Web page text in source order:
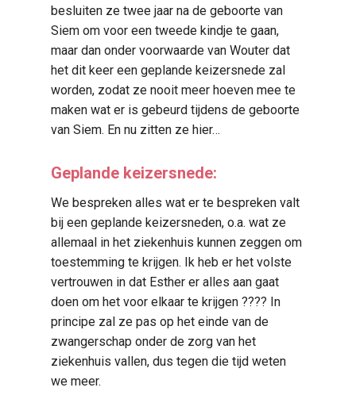
besluiten ze twee jaar na de geboorte van
Siem om voor een tweede kindje te gaan,
maar dan onder voorwaarde van Wouter dat
het dit keer een geplande keizersnede zal
worden, zodat ze nooit meer hoeven mee te
maken wat er is gebeurd tijdens de geboorte
van Siem. En nu zitten ze hier…
Geplande keizersnede:
We bespreken alles wat er te bespreken valt
bij een geplande keizersneden, o.a. wat ze
allemaal in het ziekenhuis kunnen zeggen om
toestemming te krijgen. Ik heb er het volste
vertrouwen in dat Esther er alles aan gaat
doen om het voor elkaar te krijgen ???? In
principe zal ze pas op het einde van de
zwangerschap onder de zorg van het
ziekenhuis vallen, dus tegen die tijd weten
we meer.